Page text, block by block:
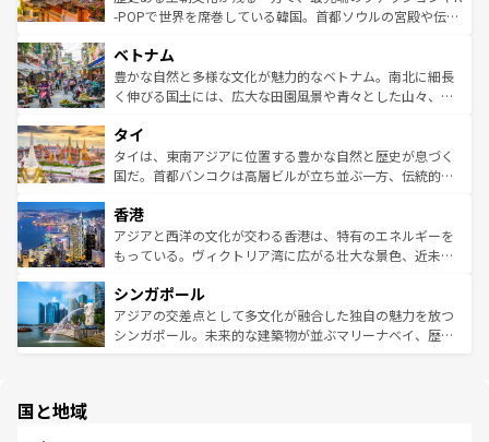
い。オーストラリアの多彩な魅力を存分に味わいつくそ
参照してほしい。
驚きをもたらしてくれる。また、奥深い台湾の食文化も魅
容にもいいと評判のスイーツなど、バラエティ豊かな料理
が味わえる。 なお、新着の台湾情報は コンテンツ一覧を参
照してほしい。
-POPで世界を席巻している韓国。首都ソウルの宮殿や伝統
き、地方に足を延ばせば四季折々の自然美を楽しむことが
できる。そして、キムチや焼肉、絶品のストリートフード
まで、さまざまな韓国料理が待っている。夜には、韓国な
リティに包まれながら、韓国の多彩な魅力を心ゆくまで味
わってみてほしい。 なお、新着の韓国情報はコンテンツ一
覧を参照してほしい。
ベトナム
豊かな自然と多様な文化が魅力的なベトナム。南北に細長
く伸びる国土には、広大な田園風景や青々とした山々、世
急速な発展と共に伝統が息づく。ハノイの古い町並みやホ
ーチミン市のフランス統治時代の建物も、独特の雰囲気を
醸し出している。また、バラエティの豊かさとおいしさで
とつ。フォーやバインミー、ベトナムコーヒーなどは、ぜ
ひ現地で味わいたい。どの地域を訪れてもあたたかい人々
が旅行者を迎えてくれるので、きっと忘れられない旅にな
参照してほしい。
タイ
タイは、東南アジアに位置する豊かな自然と歴史が息づく
国だ。首都バンコクは高層ビルが立ち並ぶ一方、伝統的な
の活気が交差している。北部ではチェンマイなどの山岳地
帯で自然と触れ合い、南部ではプーケットやクラビの美し
いビーチでリゾート気分を楽しむことができる。タイ料理
激する。気候は一年中温暖で、どの季節にも異なる楽しみ
が待っている。親しみやすいタイの人々、仏教を中心とし
た文化、そして多様な観光資源が、訪れる旅人を魅了し続
香港
アジアと西洋の文化が交わる香港は、特有のエネルギーを
もっている。ヴィクトリア湾に広がる壮大な景色、近未来
み、どこを訪れても感動するはず。観光スポットが密集し
ており、効率よく見どころを回れるのも魅力。息をのむよ
うな絶景から文化的な体験まで、香港を存分に楽しみ尽く
シンガポール
アジアの交差点として多文化が融合した独自の魅力を放つ
シンガポール。未来的な建築物が並ぶマリーナベイ、歴史
国と地域